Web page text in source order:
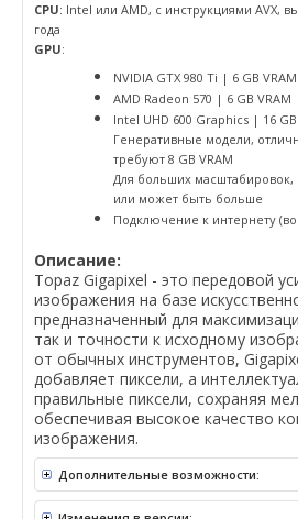
CPU: Intel или AMD, с инструкциями AVX,
года
GPU:
NVIDIA GTX 980 Ti | 6 GB VRAM
AMD Radeon 570 | 6 GB VRAM
Intel UHD 600 Graphics | 16 GB
Генеративные модели,
требуют 8 GB VRAM
Для больших масштабировок,
или может быть больше
Подключение к интернету
Описание:
Topaz Gigapixel - это передовой
изображения на базе
предназначенный для
так и точности к исходному
от обычных инструментов,
добавляет пиксели, а
правильные пиксели, сохраняя
обеспечивая высокое качество
изображения.
Дополнительные возможности: